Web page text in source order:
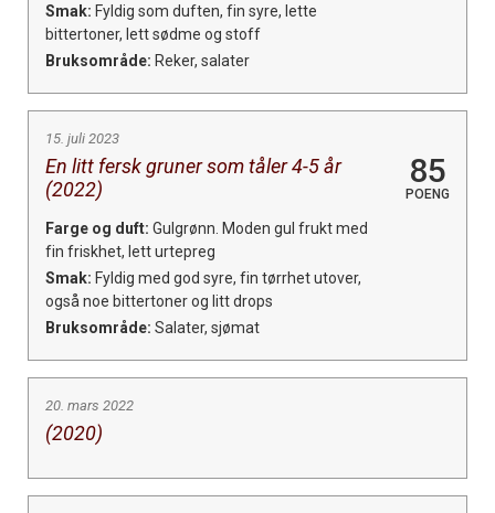
Smak: Fyldig som duften, fin syre, lette
bittertoner, lett sødme og stoff
Bruksområde: Reker, salater
15. juli 2023
En litt fersk gruner som tåler 4-5 år
(2022)
85
POENG
Farge og duft: Gulgrønn. Moden gul frukt med
fin friskhet, lett urtepreg
Smak: Fyldig med god syre, fin tørrhet utover,
også noe bittertoner og litt drops
Bruksområde: Salater, sjømat
20. mars 2022
(2020)